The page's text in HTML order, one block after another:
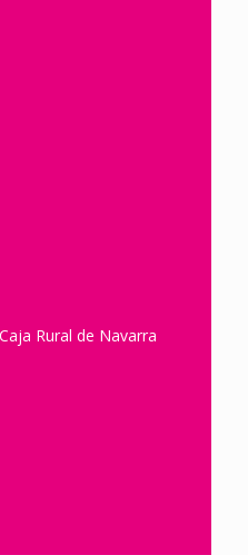
Rural de Navarra